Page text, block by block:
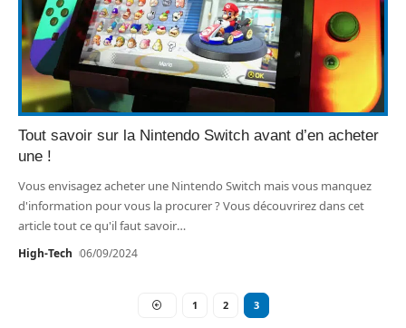
Tout savoir sur la Nintendo Switch avant d’en acheter
une !
Vous envisagez acheter une Nintendo Switch mais vous manquez
d'information pour vous la procurer ? Vous découvrirez dans cet
article tout ce qu'il faut savoir…
High-Tech 06/09/2024
1 2 3